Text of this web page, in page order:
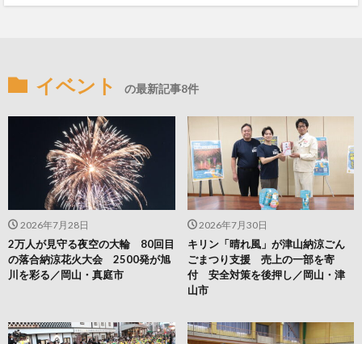
イベント の最新記事8件
2026年7月30日
キリン「晴れ風」が津山納涼ごん
ごまつり支援 売上の一部を寄
付 安全対策を後押し／岡山・津
山市
2026年7月28日
2万人が見守る夜空の大輪 80回目
の落合納涼花火大会 2500発が旭
川を彩る／岡山・真庭市